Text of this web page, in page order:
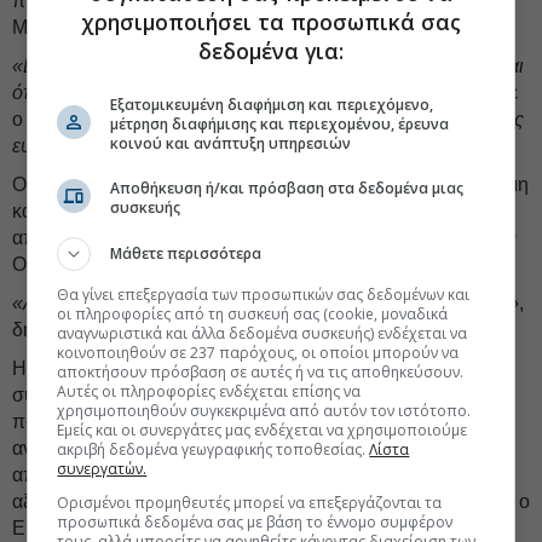
Μόσχα.
«Ελπίζουμε ότι θα επικρατήσει μια πρακτική προσέγγιση και
ότι θα έχει κάποιου είδους πραγματικό αντίκτυπο»
, δήλωσε
ο Πεσκόφ.
«Ο Πούτιν απέχειμόνο ένα τηλεφώνημα
για τις
ευρωπαϊκές χώρες».
Ορισμένες κυβερνήσεις εμφανίζονται απογοητευμένες ακόμη
και από την ίδια τη συζήτηση και φοβούνται ότι αυτή θα
αποκαλύψει περαιτέρω τις διαιρέσεις της ΕΕ σχετικά με την
Ουκρανία και τη Ρωσία.
«Αυτό δεν είναι κάτι που συζητάς δημοσίως πριν το κάνεις»,
δήλωσε ένας διπλωμάτης της ΕΕ.
Η Ουκρανία θέλει η Ευρώπη να πιέσει τον Πούτιν να
συμφωνήσει σεάμεση κατάπαυση του πυρός
παγώσει τις σημερινές γραμμές του μετώπου, σύμφωνα με
ανώτερο Ευρωπαίο αξιωματούχο. Ωστόσο, η Ρωσία
απέρριψε κατηγορηματικά προσέγγιση Γάλλων
αξιωματούχων τον Φεβρουάριο.«Ταπεινώθηκαν», δήλωσε ο
Ευρωπαίος αξιωματούχος.
χρησιμοποιήσει τα προσωπικά σας
δεδομένα για:
Εξατομικευμένη διαφήμιση και περιεχόμενο,
μέτρηση διαφήμισης και περιεχομένου, έρευνα
κοινού και ανάπτυξη υπηρεσιών
Αποθήκευση ή/και πρόσβαση στα δεδομένα μιας
συσκευής
Μάθετε περισσότερα
Θα γίνει επεξεργασία των προσωπικών σας δεδομένων και
οι πληροφορίες από τη συσκευή σας (cookie, μοναδικά
αναγνωριστικά και άλλα δεδομένα συσκευής) ενδέχεται να
κοινοποιηθούν σε 237 παρόχους, οι οποίοι μπορούν να
αποκτήσουν πρόσβαση σε αυτές ή να τις αποθηκεύσουν.
Αυτές οι πληροφορίες ενδέχεται επίσης να
χρησιμοποιηθούν συγκεκριμένα από αυτόν τον ιστότοπο.
Εμείς και οι συνεργάτες μας ενδέχεται να χρησιμοποιούμε
ακριβή δεδομένα γεωγραφικής τοποθεσίας.Λίστα
συνεργατών.
Ορισμένοι προμηθευτές μπορεί να επεξεργάζονται τα
προσωπικά δεδομένα σας με βάση το έννομο συμφέρον